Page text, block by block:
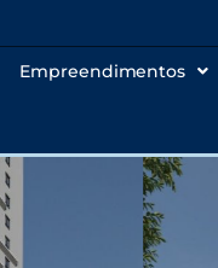
Empreendimentos